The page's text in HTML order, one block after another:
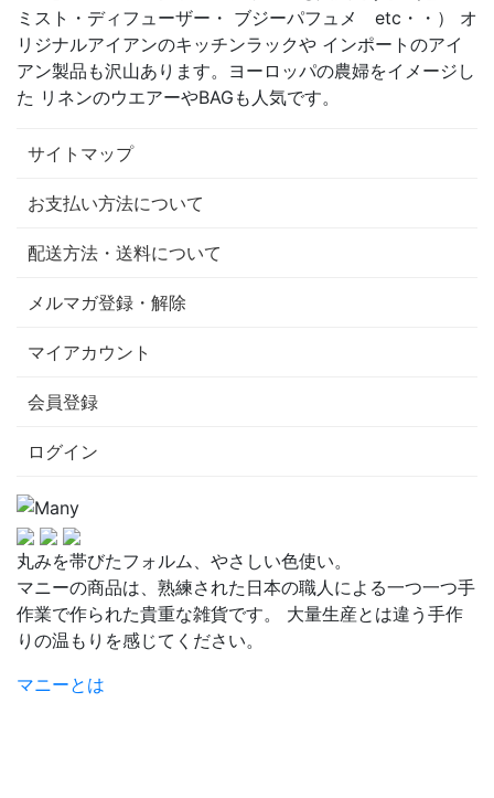
ミスト・ディフューザー・ ブジーパフュメ etc・・） オ
リジナルアイアンのキッチンラックや インポートのアイ
アン製品も沢山あります。ヨーロッパの農婦をイメージし
た リネンのウエアーやBAGも人気です。
サイトマップ
お支払い方法について
配送方法・送料について
メルマガ登録・解除
マイアカウント
会員登録
ログイン
丸みを帯びたフォルム、やさしい色使い。
マニーの商品は、熟練された日本の職人による一つ一つ手
作業で作られた貴重な雑貨です。 大量生産とは違う手作
りの温もりを感じてください。
マニーとは